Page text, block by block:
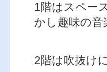
1階はスペー
かし趣味の音
2階は吹抜け